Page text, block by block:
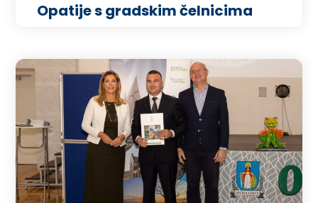
Opatije s gradskim čelnicima